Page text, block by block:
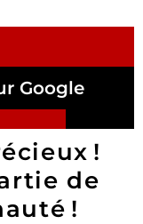
Google
!
de
!